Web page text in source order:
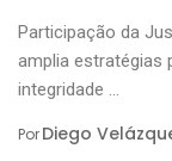
Participação da
amplia estratégias
integridade ...
PorDiego